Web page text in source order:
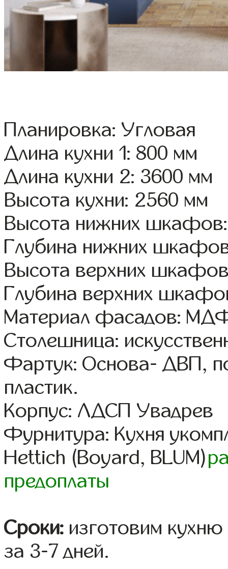
Планировка: Угловая
Длина кухни 1: 800 мм
Длина кухни 2: 3600 мм
Высота кухни: 2560 мм
Высота нижних
Глубина нижних
Высота верхних
Глубина верхних
Материал фасадов:
Столешница:
Фартук: Основа- ДВП,
пластик.
Корпус: ЛДСП Увадрев
Фурнитура: Кухня
Hettich (Boyard, BLUM)
предоплаты
Сроки: изготовим
за 3-7 дней.